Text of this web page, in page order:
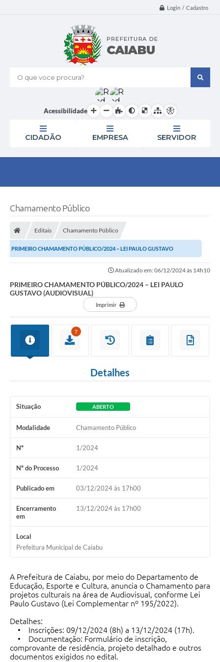
Login / Cadastro
O que voce procura?
Acessibilidade
CIDADÃO EMPRESA SERVIDOR
Chamamento Público
Editais Chamamento Público
PRIMEIRO CHAMAMENTO PÚBLICO/2024 – LEI PAULO GUSTAVO
Atualizado em: 06/12/2024 às 14h10
PRIMEIRO CHAMAMENTO PÚBLICO/2024 – LEI PAULO
GUSTAVO (AUDIOVISUAL)
Imprimir
7
Detalhes
Situação ABERTO
Modalidade Chamamento Público
Nº 1/2024
Nº do Processo 1/2024
Publicado em 03/12/2024 às 17h00
Encerramento
em
13/12/2024 às 17h00
Local
Prefeitura Municipal de Caiabu
A Prefeitura de Caiabu, por meio do Departamento de
Educação, Esporte e Cultura, anuncia o Chamamento para
projetos culturais na área de Audiovisual, conforme Lei
Paulo Gustavo (Lei Complementar nº 195/2022).
Detalhes:
• Inscrições: 09/12/2024 (8h) a 13/12/2024 (17h).
• Documentação: Formulário de inscrição,
comprovante de residência, projeto detalhado e outros
documentos exigidos no edital.